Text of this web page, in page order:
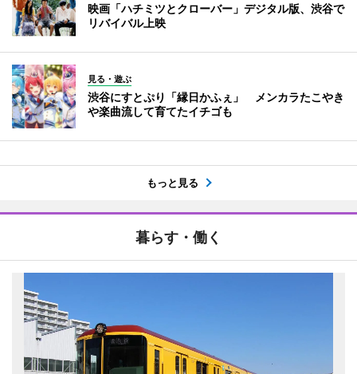
映画「ハチミツとクローバー」デジタル版、渋谷で
リバイバル上映
見る・遊ぶ
渋谷にすとぷり「縁日かふぇ」 メンカラたこやき
や楽曲流して育てたイチゴも
もっと見る
暮らす・働く